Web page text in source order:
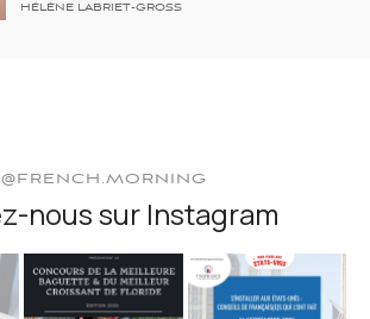
HÉLÈNE LABRIET-GROSS
@FRENCH.MORNING
nous sur Instagram